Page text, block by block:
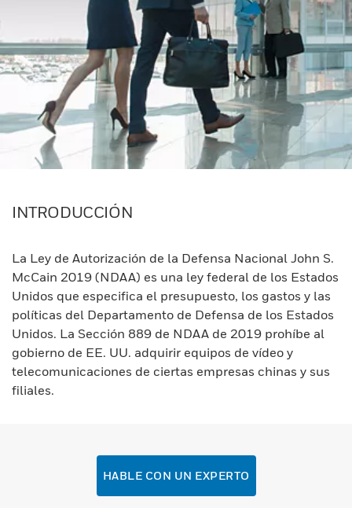
INTRODUCCIÓN
La Ley de Autorización de la Defensa Nacional John S.
McCain 2019 (NDAA) es una ley federal de los Estados
Unidos que especifica el presupuesto, los gastos y las
políticas del Departamento de Defensa de los Estados
Unidos. La Sección 889 de NDAA de 2019 prohíbe al
gobierno de EE. UU. adquirir equipos de vídeo y
telecomunicaciones de ciertas empresas chinas y sus
filiales.
HABLE CON UN EXPERTO